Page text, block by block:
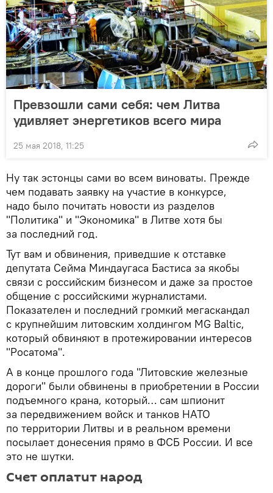
Превзошли сами себя: чем Литва
удивляет энергетиков всего мира
25 мая 2018, 11:25
Ну так эстонцы сами во всем виноваты. Прежде
чем подавать заявку на участие в конкурсе,
надо было почитать новости из разделов
"Политика" и "Экономика" в Литве хотя бы
за последний год.
Тут вам и обвинения, приведшие к отставке
депутата Сейма Миндаугаса Бастиса за якобы
связи с российским бизнесом и даже за простое
общение с российскими журналистами.
Показателен и последний громкий мегаскандал
с крупнейшим литовским холдингом MG Baltic,
который обвиняют в протежировании интересов
"Росатома".
А в конце прошлого года "Литовские железные
дороги" были обвинены в приобретении в России
подъемного крана, который… сам шпионит
за передвижением войск и танков НАТО
по территории Литвы и в реальном времени
посылает донесения прямо в ФСБ России. И все
это не шутки.
Счет оплатит народ